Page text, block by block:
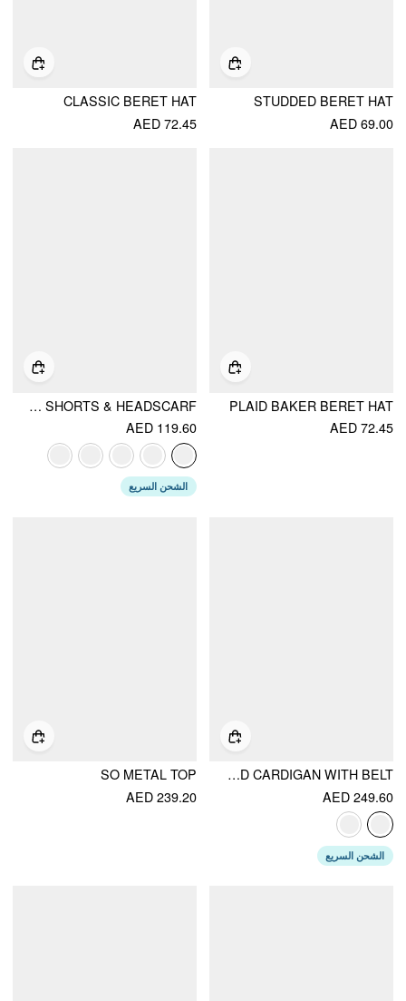
STUDDED BERET HAT
AED 69.00
CLASSIC BERET HAT
AED 72.45
PLAID BAKER BERET HAT
AED 72.45
HALTER NECKLINE CHECK KNOTTED TRIANGLE TIE SIDE BIKINI SET WITH COVER UP SHORTS & HEADSCARF
AED 119.60
الشحن السريع
KNIT COLLAR PATTERN COLORBLOCK TASSEL OVERSIZED CARDIGAN WITH BELT
AED 249.60
الشحن السريع
SO METAL TOP
AED 239.20